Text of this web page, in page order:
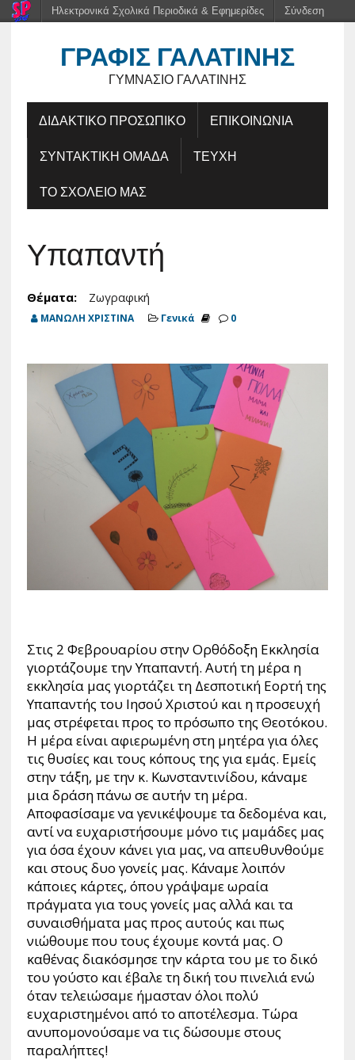
ΓΡΑΦΊΣ ΓΑΛΑΤΙΝΉΣ
ΓΥΜΝΆΣΙΟ ΓΑΛΑΤΙΝΉΣ
ΔΙΔΑΚΤΙΚΟ ΠΡΟΣΩΠΙΚΟ
ΕΠΙΚΟΙΝΩΝΙΑ
ΣΥΝΤΑΚΤΙΚΗ ΟΜΑΔΑ
ΤΕΥΧΗ
ΤΟ ΣΧΟΛΕΙΟ ΜΑΣ
Υπαπαντή
Θέματα: Ζωγραφική
ΜΑΝΩΛΗ ΧΡΙΣΤΙΝΑ Γενικά 0
Στις 2 Φεβρουαρίου στην Ορθόδοξη Εκκλησία
γιορτάζουμε την Υπαπαντή. Αυτή τη μέρα η
εκκλησία μας γιορτάζει τη Δεσποτική Εορτή της
Υπαπαντής του Ιησού Χριστού και η προσευχή
μας στρέφεται προς το πρόσωπο της Θεοτόκου.
Η μέρα είναι αφιερωμένη στη μητέρα για όλες
τις θυσίες και τους κόπους της για εμάς. Εμείς
στην τάξη, με την κ. Κωνσταντινίδου, κάναμε
μια δράση πάνω σε αυτήν τη μέρα.
Αποφασίσαμε να γενικέψουμε τα δεδομένα και,
αντί να ευχαριστήσουμε μόνο τις μαμάδες μας
για όσα έχουν κάνει για μας, να απευθυνθούμε
και στους δυο γονείς μας. Κάναμε λοιπόν
κάποιες κάρτες, όπου γράψαμε ωραία
πράγματα για τους γονείς μας αλλά και τα
συναισθήματα μας προς αυτούς και πως
νιώθουμε που τους έχουμε κοντά μας. Ο
καθένας διακόσμησε την κάρτα του με το δικό
του γούστο και έβαλε τη δική του πινελιά ενώ
όταν τελειώσαμε ήμασταν όλοι πολύ
ευχαριστημένοι από το αποτέλεσμα. Τώρα
ανυπομονούσαμε να τις δώσουμε στους
παραλήπτες!
Ηλεκτρονικά Σχολικά Περιοδικά & Εφημερίδες Σύνδεση